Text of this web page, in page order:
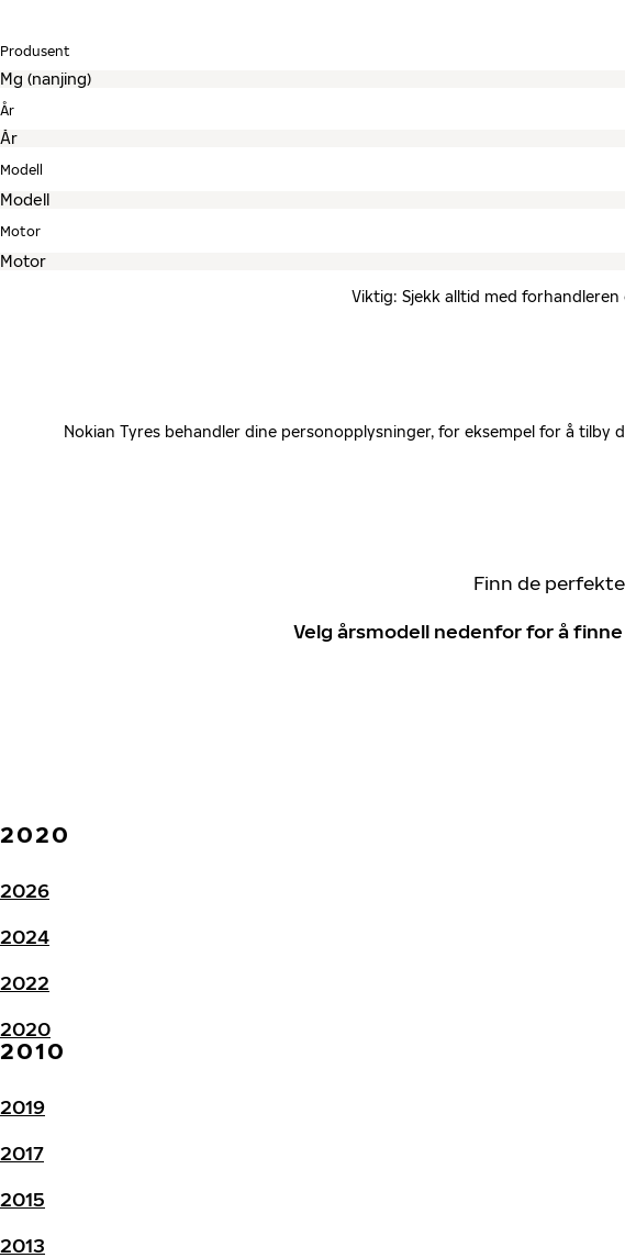
Produsent
År
Modell
Motor
Viktig: Sjekk alltid med
Nokian Tyres behandler dine personopplysninger, for eksempel for å
Finn de
Velg årsmodell nedenfor for å
2020
2026
2024
2022
2020
2010
2019
2017
2015
2013